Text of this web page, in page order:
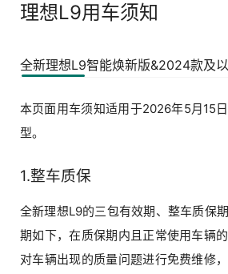
理想L9用车须知
全新理想L9智能焕新版&2024款及
本页面用车须知适用于2026年5月15
型。
1.整车质保
全新理想L9的三包有效期、 整车质保
期如下，在质保期内且正常使用车辆
对车辆出现的质量问题进行免费维修